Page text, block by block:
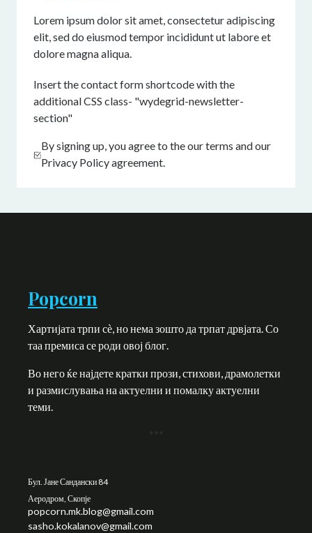
Lorem ipsum dolor sit amet, consectetur adipiscing
elit, sed do eiusmod tempor incididunt ut labore et
dolore magna aliqua.
Insert the contact form shortcode with the
additional CSS class- "wydegrid-newsletter-
section"
By signing up, you agree to the our terms and our
Privacy Policy agreement.
Popcorn
Хартијата трпи сѐ, но нема зошто да трпат дрвјата. Со
таа премиса се роди овој блог.
Во него ќе најдете кратки прози, стихови, драмолетки
и размислувања на актуелни и помалку актуелни
теми.
***
Бул. Јане Сандански 84
Аеродром, Скопје
popcorn.mk.blog@gmail.com
sasho.kokalanov@gmail.com